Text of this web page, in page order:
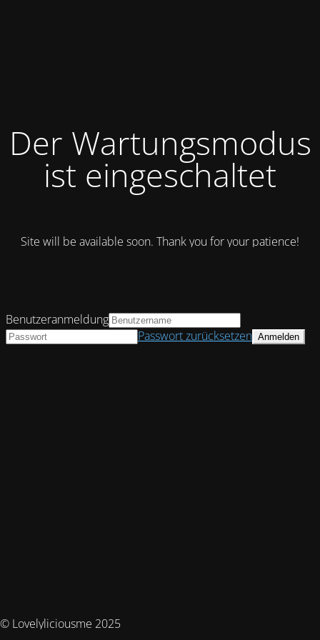
Der Wartungsmodus
ist eingeschaltet
Site will be available soon. Thank you for your patience!
© Lovelyliciousme 2025
Benutzeranmeldung
Passwort zurücksetzen